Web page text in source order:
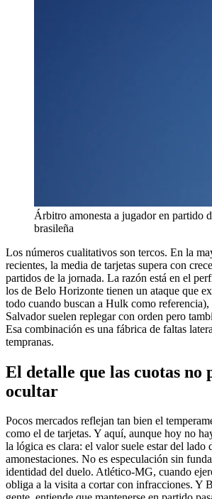
Árbitro amonesta a jugador en partido
brasileña
Los números cualitativos son tercos. En la
recientes, la media de tarjetas supera con
partidos de la jornada. La razón está en el
los de Belo Horizonte tienen un ataque que
todo cuando buscan a Hulk como referencia),
Salvador suelen replegar con orden pero
Esa combinación es una fábrica de faltas
tempranas.
El detalle que las cuotas no
ocultar
Pocos mercados reflejan tan bien el
como el de tarjetas. Y aquí, aunque hoy no
la lógica es clara: el valor suele estar del lado
amonestaciones. No es especulación sin
identidad del duelo. Atlético-MG, cuando
obliga a la visita a cortar con infracciones. Y